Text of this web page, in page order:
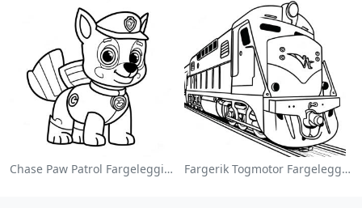
Chase Paw Patrol Fargeleggingsside Fargerik Togmotor Fargeleggingsside